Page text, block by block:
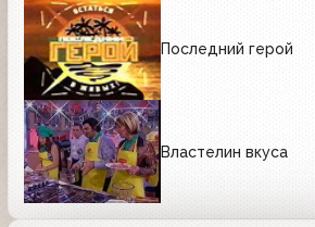
Последний герой
Властелин вкуса